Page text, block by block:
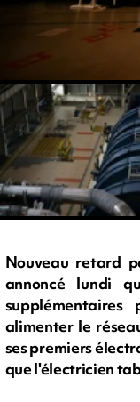
Nouveau retard
annoncé lundi
alimenter le
ses premiers
que l'électricien